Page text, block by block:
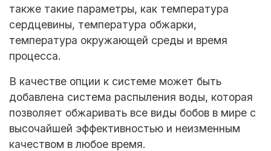
также такие параметры, как температура
сердцевины, температура обжарки,
температура окружающей среды и время
процесса.
В качестве опции к системе может быть
добавлена система распыления воды, которая
позволяет обжаривать все виды бобов в мире с
высочайшей эффективностью и неизменным
качеством в любое время.